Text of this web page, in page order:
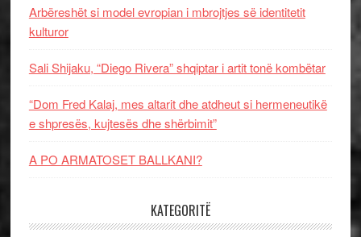
Arbëreshët si model evropian i mbrojtjes së identitetit
kulturor
Sali Shijaku, “Diego Rivera” shqiptar i artit tonë kombëtar
“Dom Fred Kalaj, mes altarit dhe atdheut si hermeneutikë
e shpresës, kujtesës dhe shërbimit”
A PO ARMATOSET BALLKANI?
KATEGORITË